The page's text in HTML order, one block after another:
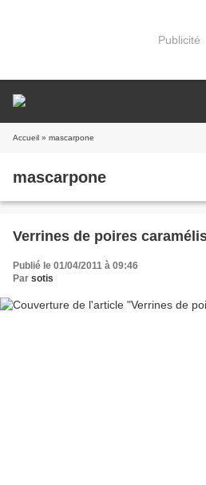
Publicité
Accueil » mascarpone
mascarpone
Verrines de poires
Publié le 01/04/2011 à 09:46
Par sotis